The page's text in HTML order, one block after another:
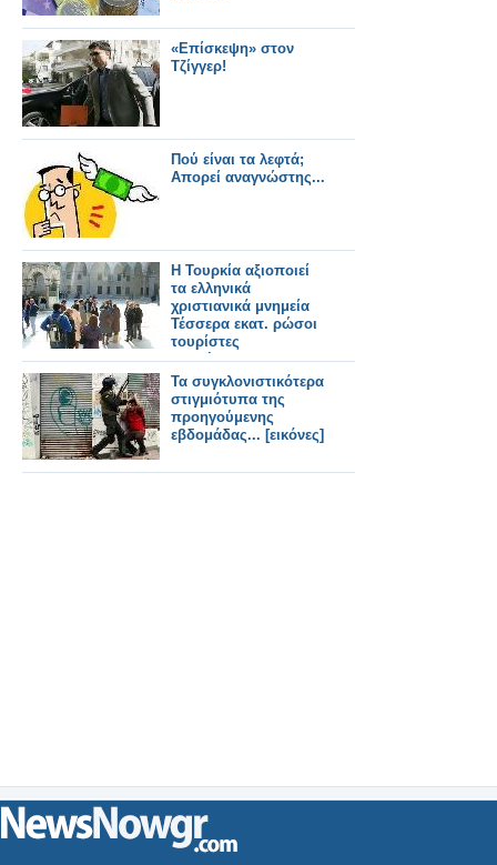
«Επίσκεψη» στον
Τζίγγερ!
Πού είναι τα λεφτά;
Απορεί αναγνώστης...
Η Τουρκία αξιοποιεί
τα ελληνικά
χριστιανικά μνημεία
Τέσσερα εκατ. ρώσοι
τουρίστες
αναμένονται στην
Τουρκία
Τα συγκλονιστικότερα
στιγμιότυπα της
προηγούμενης
εβδομάδας... [εικόνες]